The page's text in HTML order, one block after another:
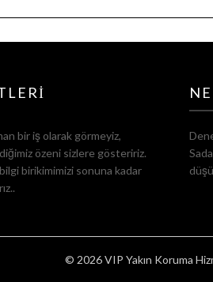
bir iş olarak görmeyiz,
özeni sizlere gösteririz.
bilgi birikimimizi sonuna kadar
© 2026 VIP Yakın Koruma